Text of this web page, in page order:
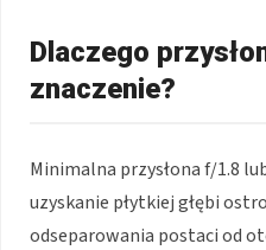
Dlaczego
znaczenie?
Minimalna przysłona f/1.8
uzyskanie płytkiej głębi
odseparowania postaci od